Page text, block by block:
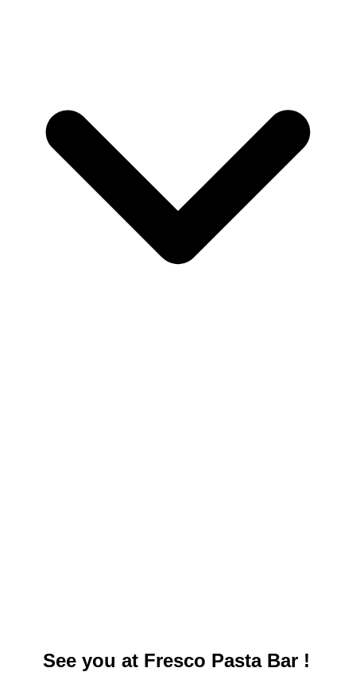
See you at Fresco Pasta Bar !